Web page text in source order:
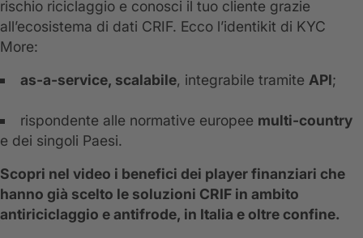
rischio riciclaggio e conosci il tuo cliente grazie
all’ecosistema di dati CRIF. Ecco l’identikit di KYC
More:
as-a-service, scalabile, integrabile tramite API;
rispondente alle normative europee multi-country
e dei singoli Paesi.
Scopri nel video i benefici dei player finanziari che
hanno già scelto le soluzioni CRIF in ambito
antiriciclaggio e antifrode, in Italia e oltre confine.